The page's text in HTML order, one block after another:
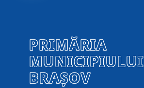
PRIMĂRIA
MUNICIPIULUI
BRAȘOV